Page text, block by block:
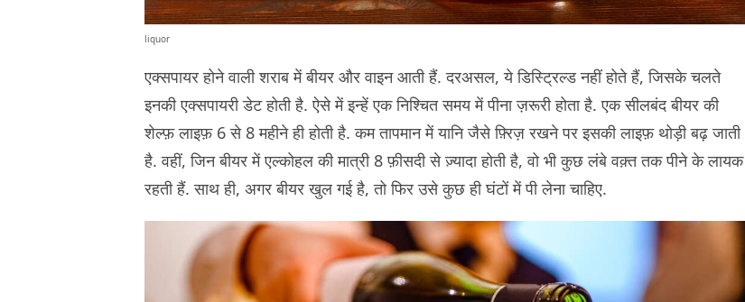
liquor
एक्सपायर होने वाली शराब में बीयर और वाइन आती हैं. दरअसल, ये डिस्ट्रिल्ड नहीं होते हैं, जिसके चलते
इनकी एक्सपायरी डेट होती है. ऐसे में इन्हें एक निश्चित समय में पीना ज़रूरी होता है. एक सीलबंद बीयर की
शेल्फ़ लाइफ़ 6 से 8 महीने ही होती है. कम तापमान में यानि जैसे फ़्रिज़ रखने पर इसकी लाइफ़ थोड़ी बढ़ जाती
है. वहीं, जिन बीयर में एल्कोहल की मात्री 8 फ़ीसदी से ज़्यादा होती है, वो भी कुछ लंबे वक़्त तक पीने के लायक
रहती हैं. साथ ही, अगर बीयर खुल गई है, तो फिर उसे कुछ ही घंटों में पी लेना चाहिए.